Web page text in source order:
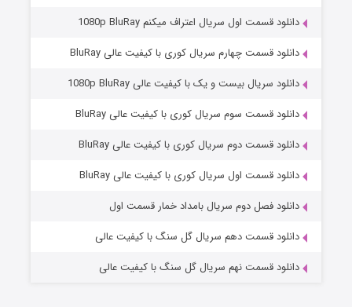
وستی ها
قسمت۱ (زیرنویس) منتشر شد
دانلود قسمت اول سریال اعتراف میکنم 1080p BluRay
دانلود قسمت چهارم سریال کوری با کیفیت عالی BluRay
دانلود سریال بیست و یک با کیفیت عالی 1080p BluRay
دانلود قسمت سوم سریال کوری با کیفیت عالی BluRay
دانلود قسمت دوم سریال کوری با کیفیت عالی BluRay
دانلود قسمت اول سریال کوری با کیفیت عالی BluRay
دانلود فصل دوم سریال بامداد خمار قسمت اول
دانلود قسمت دهم سریال گل سنگ با کیفیت عالی
دانلود قسمت نهم سریال گل سنگ با کیفیت عالی